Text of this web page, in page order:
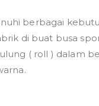
berbagai
di buat busa
( roll ) dalam